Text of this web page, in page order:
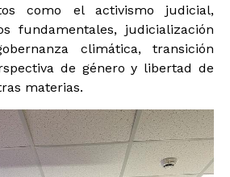
como el activismo judicial,
fundamentales, judicialización
climática, transición
de género y libertad de
materias.